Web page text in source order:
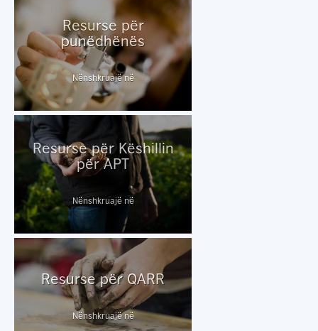
Resurse për
punëdhënës
Nënshkruajë në
Resurse për Këshillin
për APT
Nënshkruajë në
Resurse për QARR
Nënshkruajë në